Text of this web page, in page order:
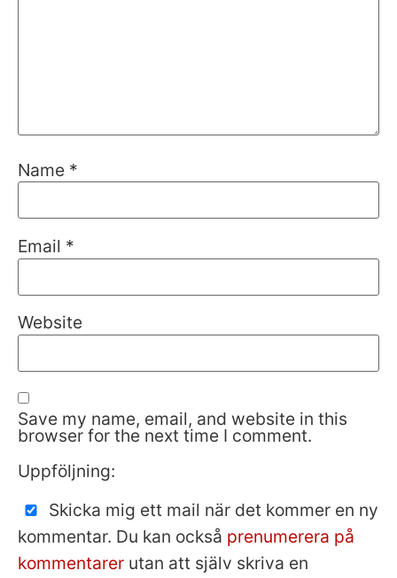
Name *
Email *
Website
Save my name, email, and website in this
browser for the next time I comment.
Uppföljning:
Skicka mig ett mail när det kommer en ny
kommentar. Du kan också prenumerera på
kommentarer utan att själv skriva en